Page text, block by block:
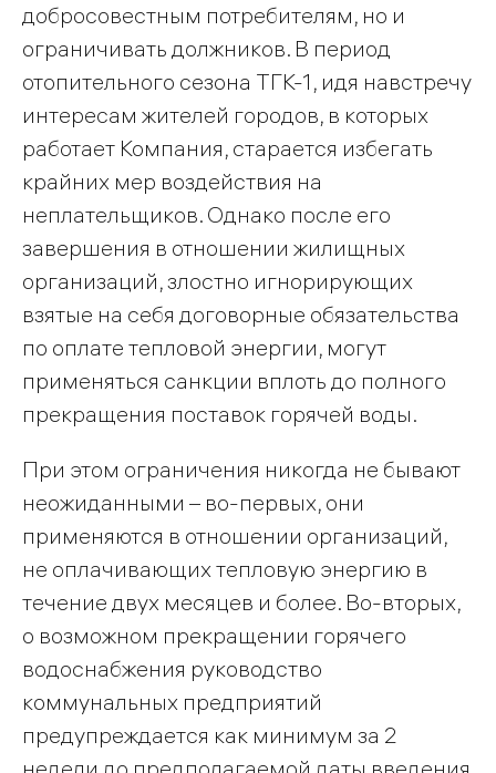
добросовестным потребителям, но и
ограничивать должников. В период
отопительного сезона ТГК-1, идя навстречу
интересам жителей городов, в которых
работает Компания, старается избегать
крайних мер воздействия на
неплательщиков. Однако после его
завершения в отношении жилищных
организаций, злостно игнорирующих
взятые на себя договорные обязательства
по оплате тепловой энергии, могут
применяться санкции вплоть до полного
прекращения поставок горячей воды.
При этом ограничения никогда не бывают
неожиданными – во-первых, они
применяются в отношении организаций,
не оплачивающих тепловую энергию в
течение двух месяцев и более. Во-вторых,
о возможном прекращении горячего
водоснабжения руководство
коммунальных предприятий
предупреждается как минимум за 2